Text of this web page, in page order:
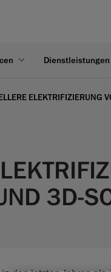
ELEKTRIFIZIERUNG
3D-